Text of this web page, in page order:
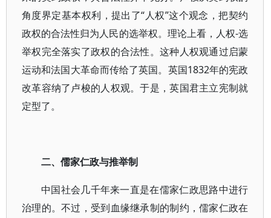
角度界定基本权利，提出了“人权”这个观念，把契约
政权的合法性归为人民的选举权。理论上看，人权-选
举权完全落实了政权的合法性。这种人权观通过启蒙
运动和法国大革命而传给了英国。英国1832年的宪政
改革容纳了卢梭的人权观。于是，英国君主立宪制就
定型了。
二、儒家仁政与推举制
中国社会几千年来一直是在儒家仁政思路中进行
治理的。不过，受到血缘继承制的制约，儒家仁政在